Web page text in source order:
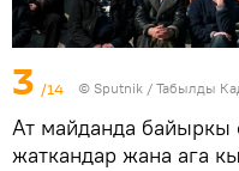
3 /14 © Sputnik / Табылды
Ат майданда байыркы
жаткандар жана ага